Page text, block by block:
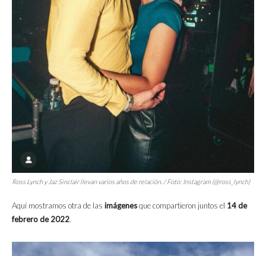
Ross Lynch y Jaz Sinclair llevan varios años de relación. / Foto: Instagram (@ross_lynch)
Aquí mostramos otra de las imágenesque compartieron juntos el 14 de
febrero de 2022.